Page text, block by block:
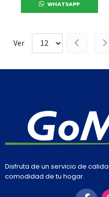
WHATSAPP
Ver
Disfruta de un servicio de
comodidad de tu hogar.